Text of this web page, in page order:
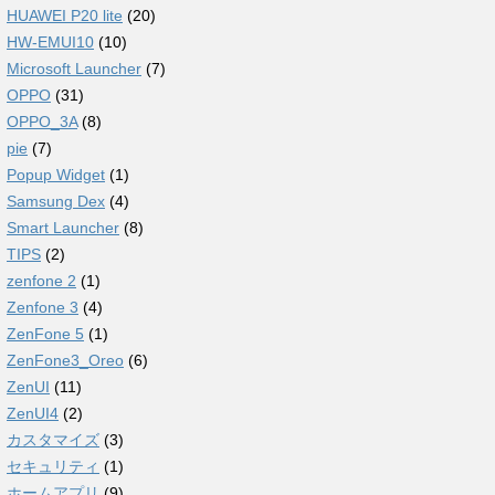
HUAWEI P20 lite (20)
HW-EMUI10 (10)
Microsoft Launcher (7)
OPPO (31)
OPPO_3A(8)
pie (7)
Popup Widget (1)
Samsung Dex (4)
Smart Launcher (8)
TIPS (2)
zenfone 2 (1)
Zenfone 3 (4)
ZenFone 5 (1)
ZenFone3_Oreo (6)
ZenUI (11)
ZenUI4 (2)
カスタマイズ (3)
セキュリティ (1)